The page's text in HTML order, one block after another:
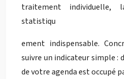
traitement individuelle,
statistiqu
ement indispensable.
suivre un indicateur simple :
de votre agenda est occupé